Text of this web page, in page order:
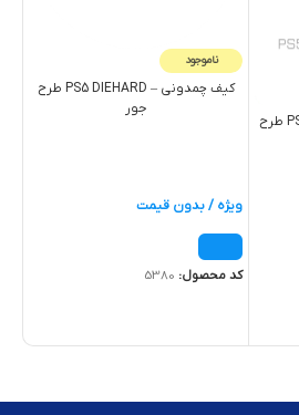
کاور پارچه ای کنسول – PS5 FAT طرح
ناموجود
کیف چمدونی – PS5 DIEHARD طرح
جور
ویژه / بدون قیمت
کد محصول: 5380